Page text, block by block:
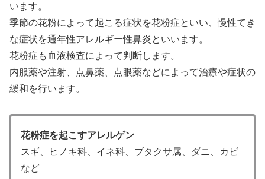
います。
季節の花粉によって起こる症状を花粉症といい、慢性てき
な症状を通年性アレルギー性鼻炎といいます。
花粉症も血液検査によって判断します。
内服薬や注射、点鼻薬、点眼薬などによって治療や症状の
緩和を行います。
花粉症を起こすアレルゲン
スギ、ヒノキ科、イネ科、ブタクサ属、ダニ、カビ
など